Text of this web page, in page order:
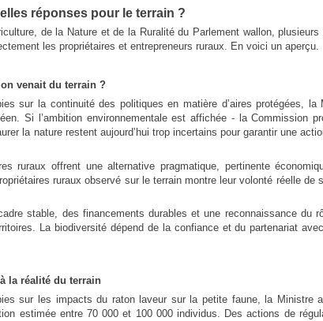
réponses pour le terrain ?
de la Nature et de la Ruralité du Parlement wallon, plusieurs
les propriétaires et entrepreneurs ruraux. En voici un aperçu.
venait du terrain ?
sur la continuité des politiques en matière d’aires protégées, la
Si l’ambition environnementale est affichée - la Commission
la nature restent aujourd’hui trop incertains pour garantir une
ruraux offrent une alternative pragmatique, pertinente
ruraux observé sur le terrain montre leur volonté réelle de
stable, des financements durables et une reconnaissance du
La biodiversité dépend de la confiance et du partenariat
la réalité du terrain
sur les impacts du raton laveur sur la petite faune, la Ministre
estimée entre 70 000 et 100 000 individus. Des actions de